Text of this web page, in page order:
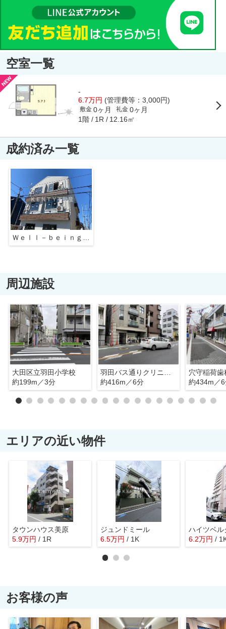
空室一覧
-
6.7万円 (管理費等：3,000円)
敷金 0ヶ月 礼金 0ヶ月
1階 1R 12.16㎡
成約済み一覧
周辺施設
大田区立羽田小学校
約199m／3分
羽田バス通りクリニック
約416m／6分
穴守稲荷歯
約434m／
エリアの近い物件
タウンハウス美原
5.9万円 / 1R
ジュンドミール
6.5万円 / 1K
ハイツベル
6.2万円 /
お客様の声